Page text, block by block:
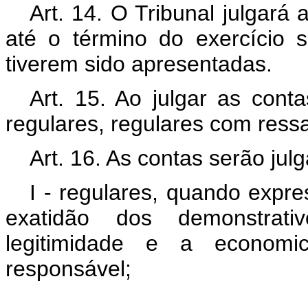
Art. 14. O Tribunal julgará
até o término do exercício
tiverem sido apresentadas.
Art. 15. Ao julgar as
regulares, regulares com
Art. 16. As contas serão
I - regulares, quando
exatidão dos
legitimidade e a
responsável;